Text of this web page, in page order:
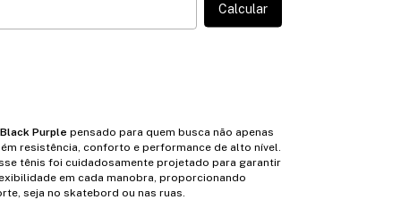
Calcular
Purple pensado para quem busca não apenas
resistência, conforto e performance de alto nível.
tênis foi cuidadosamente projetado para garantir
em cada manobra, proporcionando
seja no skatebord ou nas ruas.